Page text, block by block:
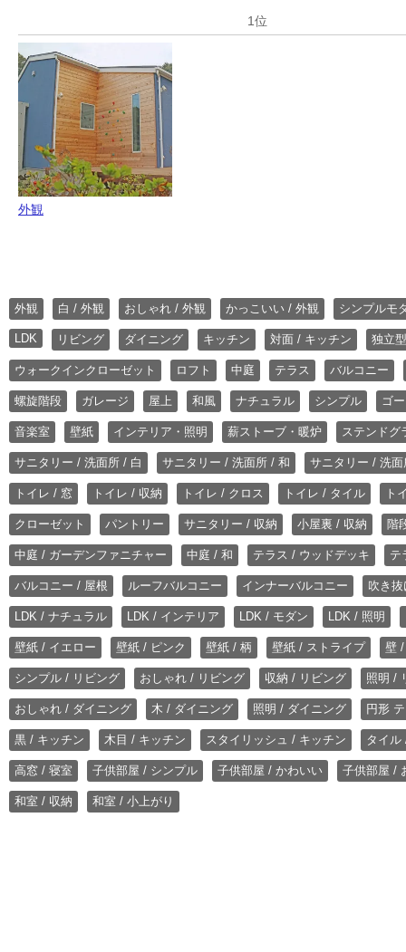
外観
外観 白 / 外観 おしゃれ / 外観 かっこいい / 外観 シンプルモ
LDK リビング ダイニング キッチン 対面 / キッチン 独立
ウォークインクローゼット ロフト 中庭 テラス バルコニー
螺旋階段 ガレージ 屋上 和風 ナチュラル シンプル ゴ
音楽室 壁紙 インテリア・照明 薪ストーブ・暖炉 ステンドグ
サニタリー / 洗面所 / 白 サニタリー / 洗面所 / 和 サニタリー / 洗
トイレ / 窓 トイレ / 収納 トイレ / クロス トイレ / タイル ト
クローゼット パントリー サニタリー / 収納 小屋裏 / 収納 階
中庭 / ガーデンファニチャー 中庭 / 和 テラス / ウッドデッキ テ
バルコニー / 屋根 ルーフバルコニー インナーバルコニー 吹き
LDK / ナチュラル LDK / インテリア LDK / モダン LDK / 照明
壁紙 / イエロー 壁紙 / ピンク 壁紙 / 柄 壁紙 / ストライプ 壁
シンプル / リビング おしゃれ / リビング 収納 / リビング 照明 /
おしゃれ / ダイニング 木 / ダイニング 照明 / ダイニング 円形
黒 / キッチン 木目 / キッチン スタイリッシュ / キッチン タイル
高窓 / 寝室 子供部屋 / シンプル 子供部屋 / かわいい 子供部屋 /
和室 / 収納 和室 / 小上がり